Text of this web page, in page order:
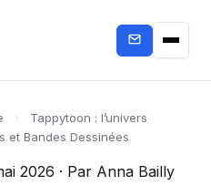
›
Tappytoon : l’univers
et Bandes Dessinées
2026 · Par Anna Bailly